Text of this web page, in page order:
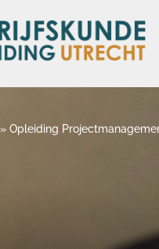
»Opleiding